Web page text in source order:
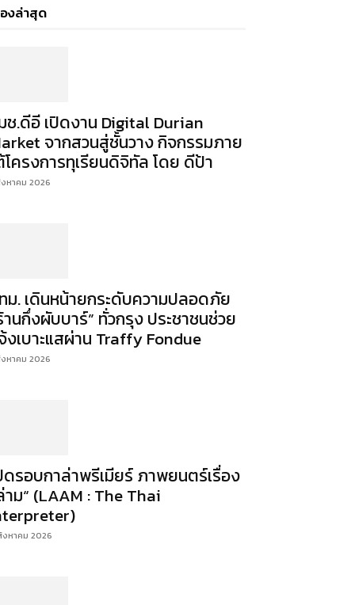
องล่าสุด
ช.ดีอี เปิดงาน Digital Durian
จากสวนสู่ชั้นวาง กิจกรรมภาย
โครงการทุเรียนดิจิทัล โดย ดีป้า
หาคม 2026
ม. เดินหน้ายกระดับความปลอดภัย
านกึ่งผับบาร์” ทั่วกรุง ประชาชนช่วย
งเบาะแสผ่าน Traffy Fondue
หาคม 2026
ดรอบกาล่าพรีเมียร์ ภาพยนตร์เรื่อง
าม“ (LAAM : The Thai
หาคม 2026